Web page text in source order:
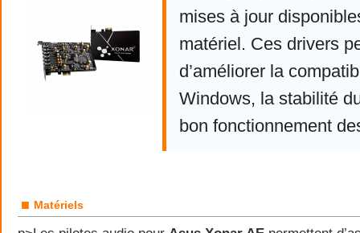
mises à jour
matériel. Ces drivers
d’améliorer la
Windows, la stabilité
bon fonctionnement
■ Matériels